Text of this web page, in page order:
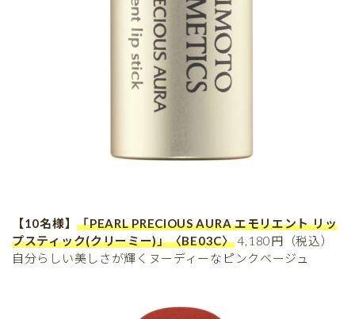
【10名様】「PEARL PRECIOUS AURA エモリエント リッ
プスティック(クリーミー)」〈BE03C〉4,180円（税込）
自分らしい美しさが輝くヌーディーなピンクベージュ